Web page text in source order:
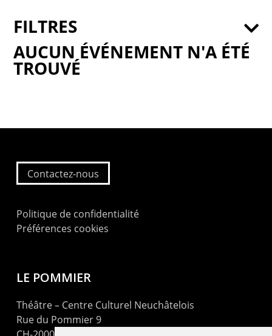
AUCUN ÉVÉNEMENT N'A ÉTÉ
TROUVÉ
FILTRES
Contactez-nous
Politique de confidentialité
Préférences cookies
LE POMMIER
Théâtre – Centre Culturel Neuchâtelois
Rue du Pommier 9